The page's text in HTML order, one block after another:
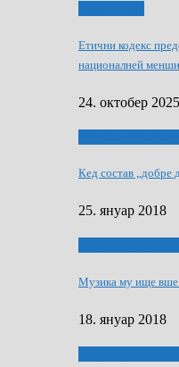
Етични кодекс
националней
24. октобер 2025
Кед состав „добре
25. януар 2018
Музика му ище
18. януар 2018